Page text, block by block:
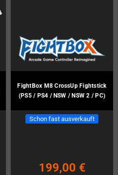
FightBox M8 CrossUp Fightstick
(PS5 / PS4 / NSW / NSW 2 / PC)
Schon fast ausverkauft
199,00 €